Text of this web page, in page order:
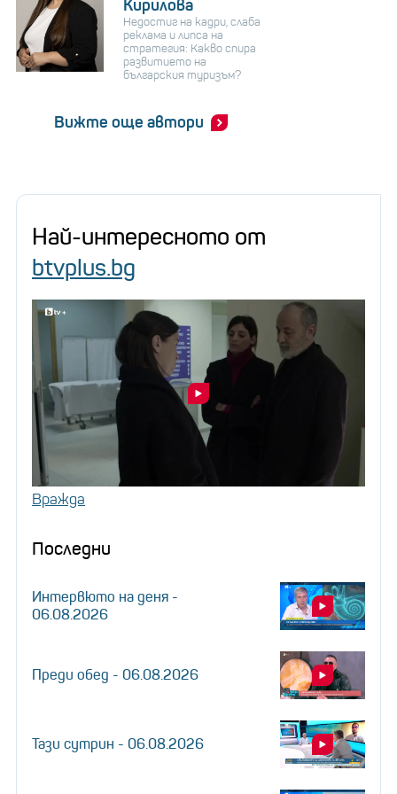
Кирилова
Недостиг на кадри, слаба
реклама и липса на
стратегия: Какво спира
развитието на
българския туризъм?
Вижте още автори
Най-интересното от
btvplus.bg
Вражда
Последни
Интервюто на деня -
06.08.2026
Преди обед - 06.08.2026
Тази сутрин - 06.08.2026